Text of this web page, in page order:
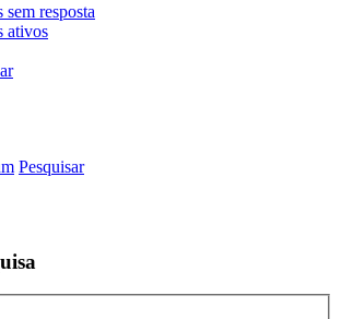
sem resposta
ativos
Pesquisar